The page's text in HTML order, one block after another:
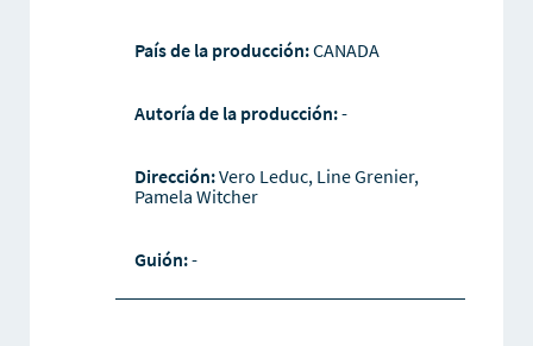
País de la producción:CANADA
Autoría de la producción:-
Dirección:Vero Leduc, Line Grenier,
Pamela Witcher
Guión:-